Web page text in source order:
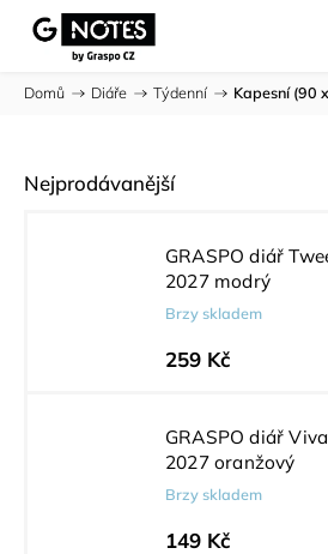
Domů / Diáře / Týdenní / Kapesní (90
Nejprodávanější
GRASPO diář
2027 modrý
Brzy skladem
259 Kč
GRASPO diář
2027 oranžový
Brzy skladem
149 Kč